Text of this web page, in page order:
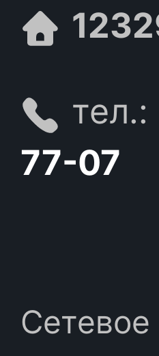
тел.:
77-07
Сетевое